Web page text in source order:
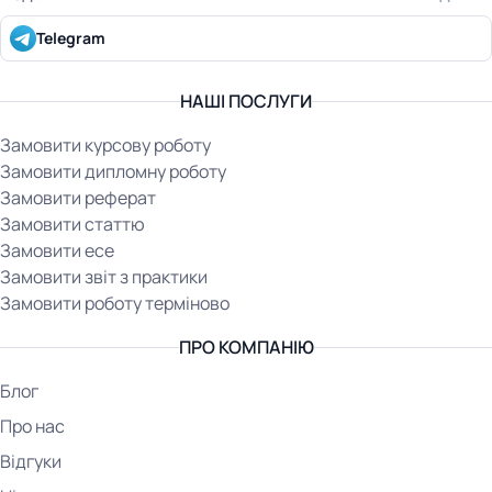
НАШІ ПОСЛУГИ
Замовити курсову роботу
Замовити дипломну роботу
Замовити реферат
Замовити статтю
Замовити есе
Замовити звіт з практики
Замовити роботу терміново
ПРО КОМПАНІЮ
Блог
Про нас
Відгуки
Telegram